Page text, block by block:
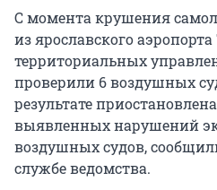
С момента крушения
из ярославского
территориальных
проверили 6 воздушных
результате
выявленных нарушений
воздушных судов,
службе ведомства.